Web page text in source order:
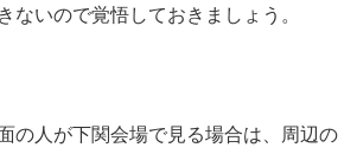
ないので覚悟しておきましょう。
の人が下関会場で見る場合は、周辺の